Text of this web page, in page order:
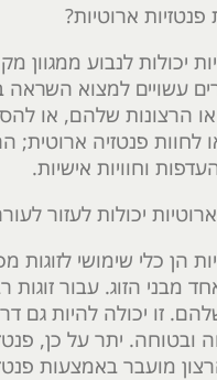
ארוטיות?
יכולות לנבוע ממגוון
עשויים למצוא השראה
הרצונות שלהם, או
לחוות פנטזיה
וחוויות אישיות.
ארוטיות יכולות לעזור
הן כלי שימושי לזוגות
מבני הזוג. עבור
זו יכולה להיות גם
ובטוחה. יתר על כן,
מועבר באמצעות